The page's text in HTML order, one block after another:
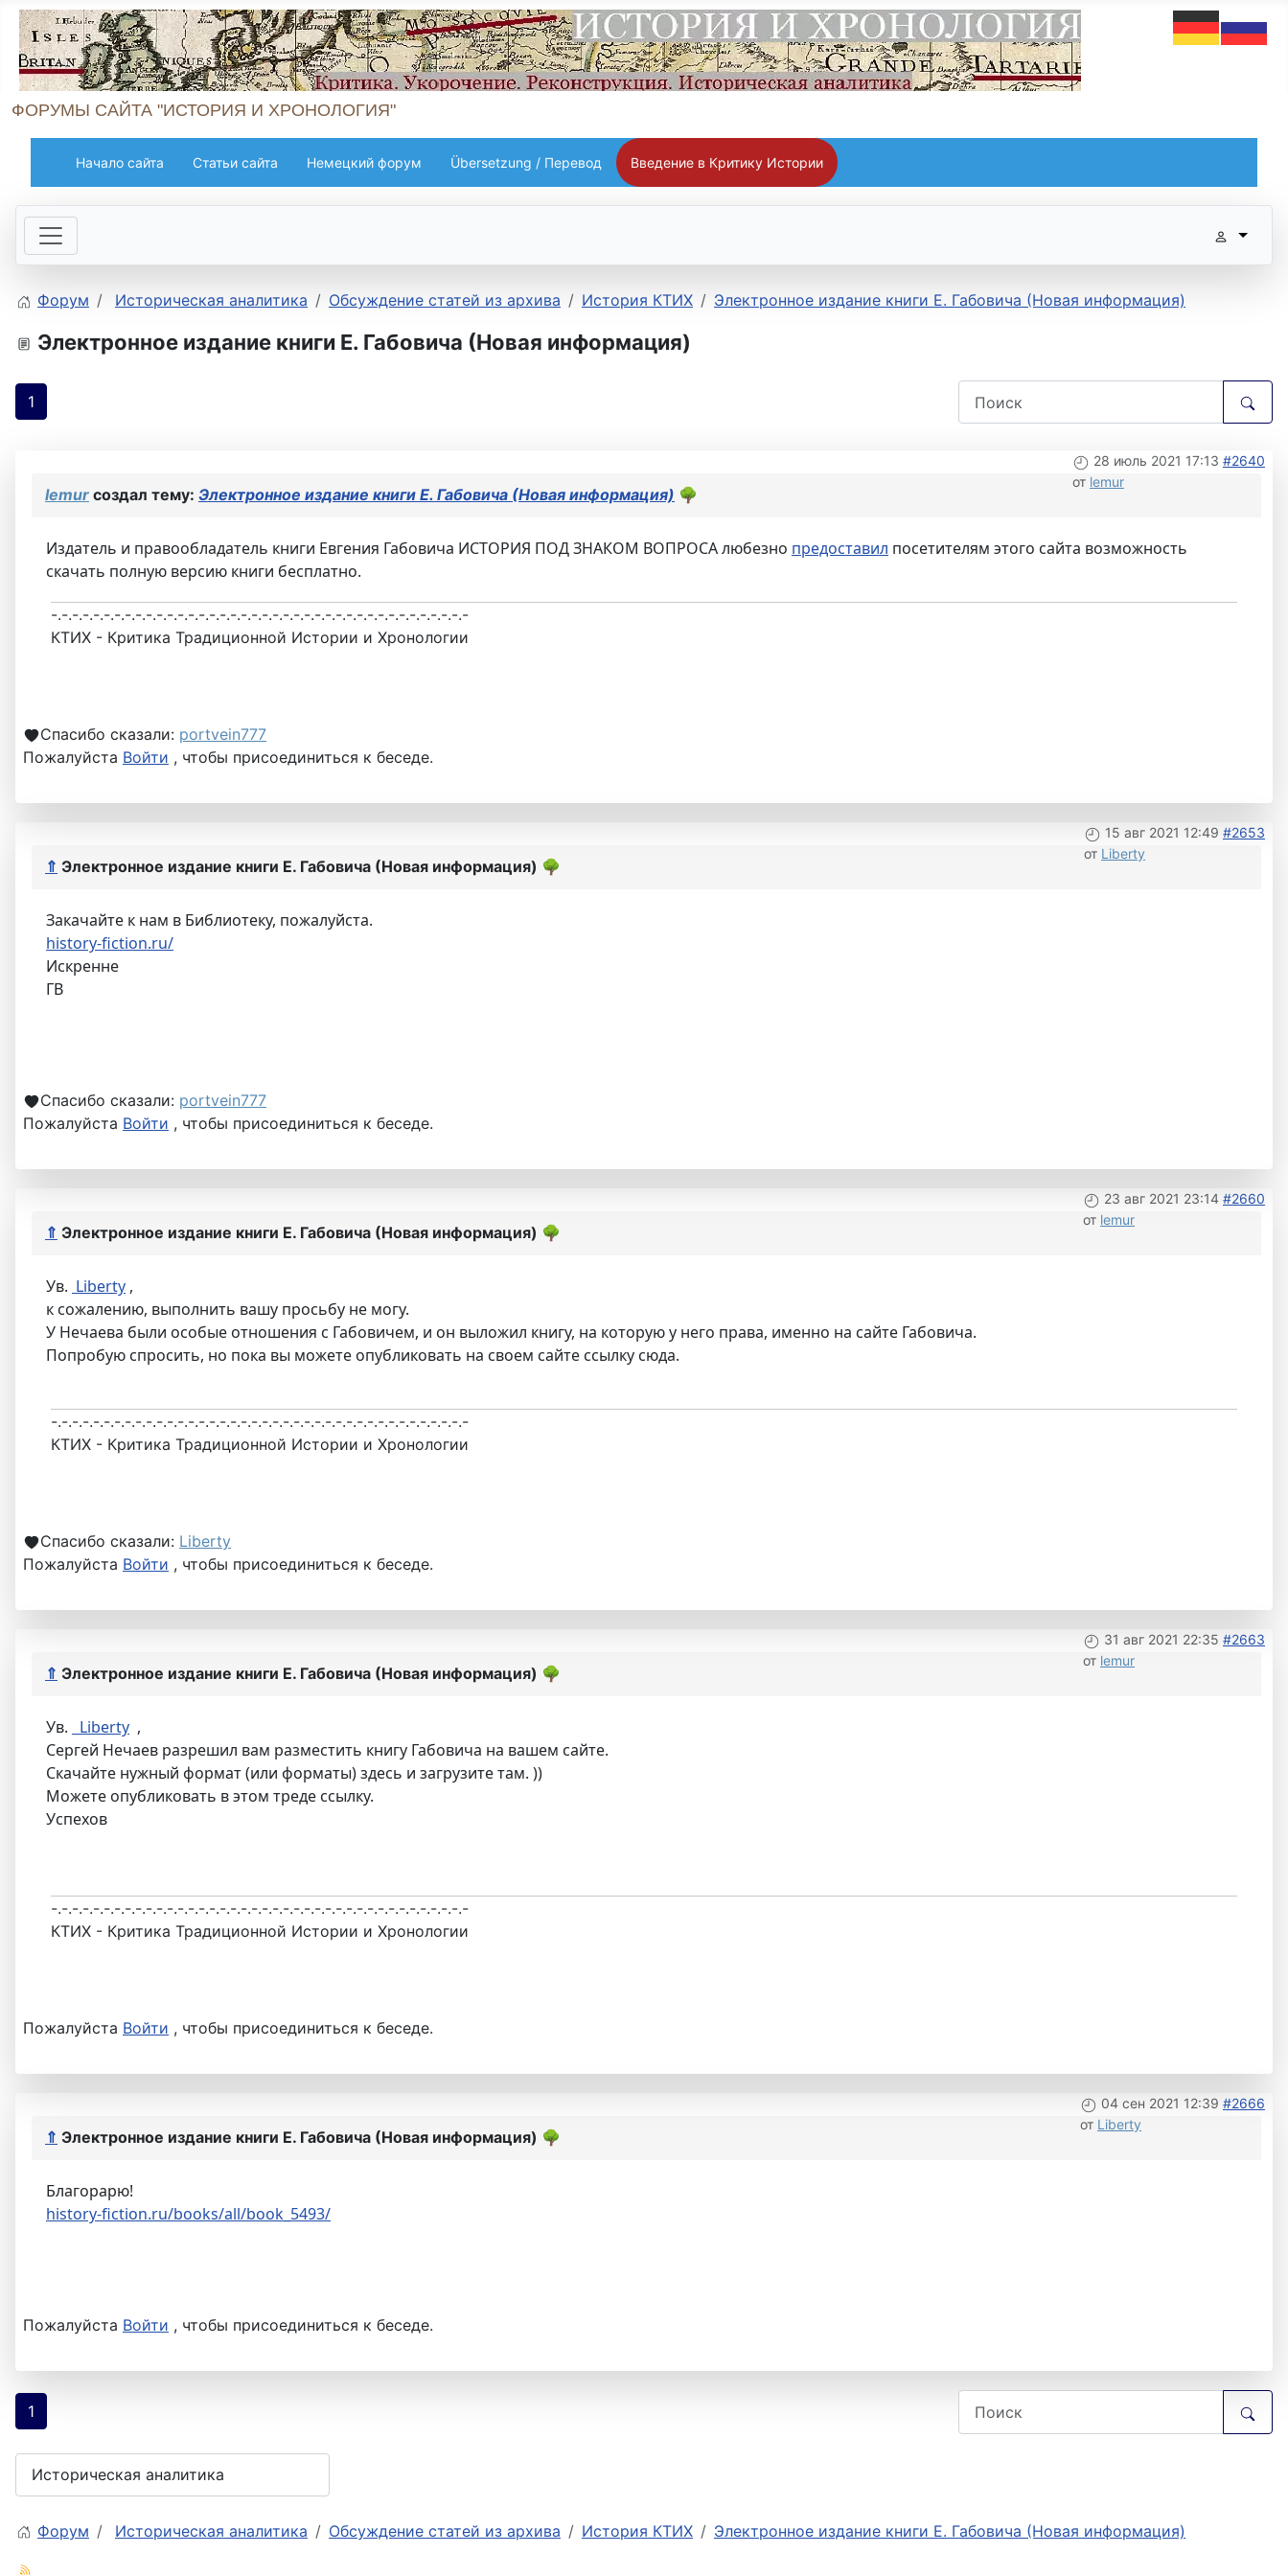
ФОРУМЫ САЙТА "ИСТОРИЯ И ХРОНОЛОГИЯ"
Начало сайта Статьи сайта Немецкий форум Übersetzung / Перевод Введение в Критику Истории
Форум Историческая аналитика Обсуждение статей из архива История КТИХ Электронное издание книги Е. Габовича (Новая информация)
Электронное издание книги Е. Габовича (Новая информация)
1
28 июль 2021 17:13 #2640
от lemur
lemur создал тему: Электронное издание книги Е. Габовича (Новая информация) 🌳
Издатель и правообладатель книги Евгения Габовича ИСТОРИЯ ПОД ЗНАКОМ ВОПРОСА любезно предоставил посетителям этого сайта возможность
скачать полную версию книги бесплатно.
-.-.-.-.-.-.-.-.-.-.-.-.-.-.-.-.-.-.-.-.-.-.-.-.-.-.-.-.-.-.-.-.-.-.-.-.-.-.-.-
КТИХ - Критика Традиционной Истории и Хронологии
Спасибо сказали: portvein777
Пожалуйста Войти , чтобы присоединиться к беседе.
15 авг 2021 12:49 #2653
от Liberty
⇑ Электронное издание книги Е. Габовича (Новая информация) 🌳
Закачайте к нам в Библиотеку, пожалуйста.
history-fiction.ru/
Искренне
ГВ
Спасибо сказали: portvein777
Пожалуйста Войти , чтобы присоединиться к беседе.
23 авг 2021 23:14 #2660
от lemur
⇑ Электронное издание книги Е. Габовича (Новая информация) 🌳
Ув. Liberty ,
к сожалению, выполнить вашу просьбу не могу.
У Нечаева были особые отношения с Габовичем, и он выложил книгу, на которую у него права, именно на сайте Габовича.
Попробую спросить, но пока вы можете опубликовать на своем сайте ссылку сюда.
-.-.-.-.-.-.-.-.-.-.-.-.-.-.-.-.-.-.-.-.-.-.-.-.-.-.-.-.-.-.-.-.-.-.-.-.-.-.-.-
КТИХ - Критика Традиционной Истории и Хронологии
Спасибо сказали: Liberty
Пожалуйста Войти , чтобы присоединиться к беседе.
31 авг 2021 22:35 #2663
от lemur
⇑ Электронное издание книги Е. Габовича (Новая информация) 🌳
Ув. Liberty ,
Сергей Нечаев разрешил вам разместить книгу Габовича на вашем сайте.
Скачайте нужный формат (или форматы) здесь и загрузите там. ))
Можете опубликовать в этом треде ссылку.
Успехов
-.-.-.-.-.-.-.-.-.-.-.-.-.-.-.-.-.-.-.-.-.-.-.-.-.-.-.-.-.-.-.-.-.-.-.-.-.-.-.-
КТИХ - Критика Традиционной Истории и Хронологии
Пожалуйста Войти , чтобы присоединиться к беседе.
04 сен 2021 12:39 #2666
от Liberty
⇑ Электронное издание книги Е. Габовича (Новая информация) 🌳
Благорарю!
history-fiction.ru/books/all/book_5493/
Пожалуйста Войти , чтобы присоединиться к беседе.
1
Форум Историческая аналитика Обсуждение статей из архива История КТИХ Электронное издание книги Е. Габовича (Новая информация)